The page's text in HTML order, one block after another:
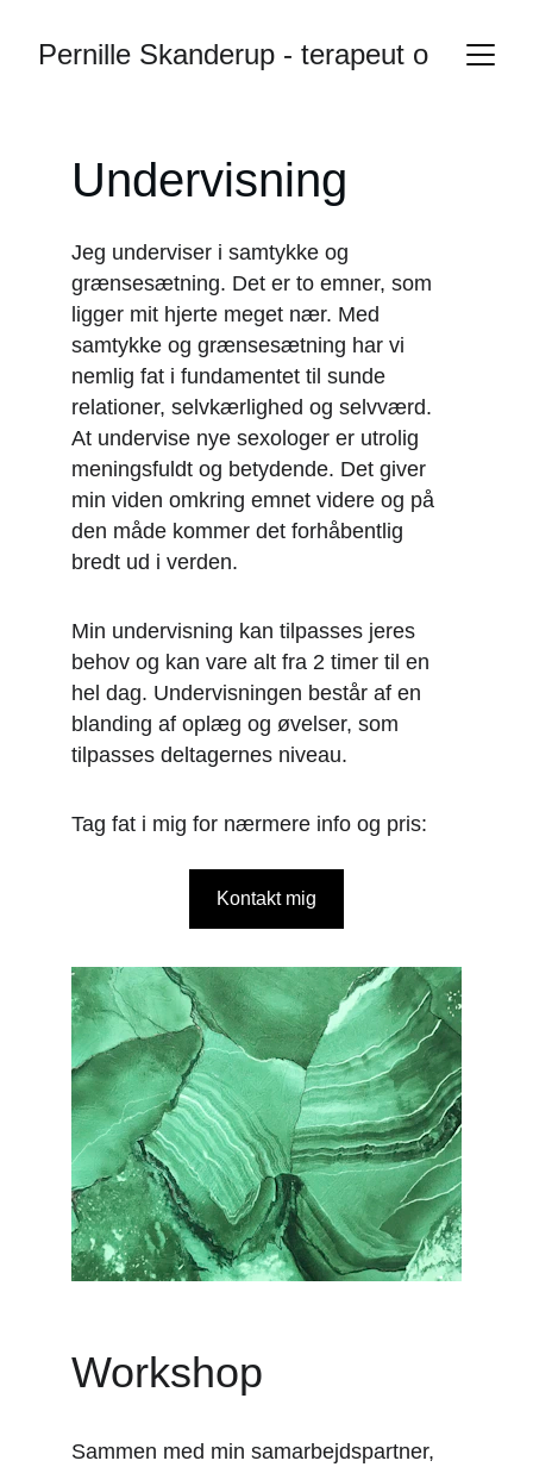
Pernille Skanderup - terapeut og
Undervisning
Jeg underviser i samtykke og
grænsesætning. Det er to emner, som
ligger mit hjerte meget nær. Med
samtykke og grænsesætning har vi
nemlig fat i fundamentet til sunde
relationer, selvkærlighed og selvværd.
At undervise nye sexologer er utrolig
meningsfuldt og betydende. Det giver
min viden omkring emnet videre og på
den måde kommer det forhåbentlig
bredt ud i verden.
Min undervisning kan tilpasses jeres
behov og kan vare alt fra 2 timer til en
hel dag. Undervisningen består af en
blanding af oplæg og øvelser, som
tilpasses deltagernes niveau.
Tag fat i mig for nærmere info og pris:
Kontakt mig
Workshop
Sammen med min samarbejdspartner,